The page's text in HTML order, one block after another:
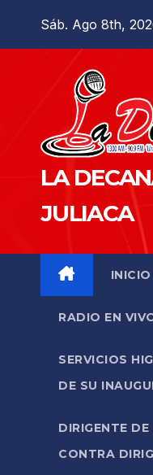
Sáb. Ago 8th,
LA
JULIACA
INICIO
RADIO EN
SERVICIOS
DE SU
DIRIGENTE
CONTRA